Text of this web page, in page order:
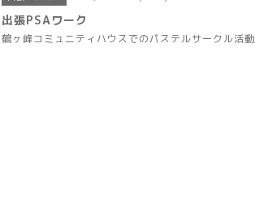
出張PSAワーク
鶴ヶ峰コミュニティハウスでのパステルサークル活動